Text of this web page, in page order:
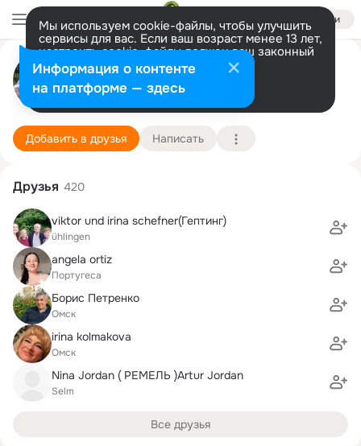
Войти
Мы используем cookie-файлы, чтобы улучшить
сервисы для вас. Если ваш возраст менее 13 лет,
настроить cookie-файлы должен ваш законный
представитель. Больше информации
Разрешить все Настроить
Анатолий Кауфман
Lauchringen
5 октября (60 лет)
Новоомская cредняя школаПодробнее
Добавить в друзья Написать
Друзья 420
viktor und irina schefner(Гептинг)
ühlingen
angela ortiz
Португеса
Борис Петренко
Омск
irina kolmakova
Омск
Nina Jordan ( РЕМЕЛЬ )Аrtur Jordan
Selm
Все друзья
Информация о контенте
на платформе — здесь